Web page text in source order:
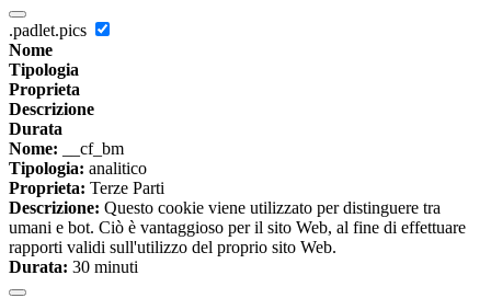
.padlet.pics
Nome
Tipologia
Proprieta
Descrizione
Durata
Nome: __cf_bm
Tipologia: analitico
Proprieta: Terze Parti
Descrizione: Questo cookie viene utilizzato per distinguere tra
umani e bot. Ciò è vantaggioso per il sito Web, al fine di effettuare
rapporti validi sull'utilizzo del proprio sito Web.
Durata: 30 minuti